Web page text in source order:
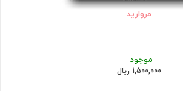
مروارید
موجود
1,500,000 ریال